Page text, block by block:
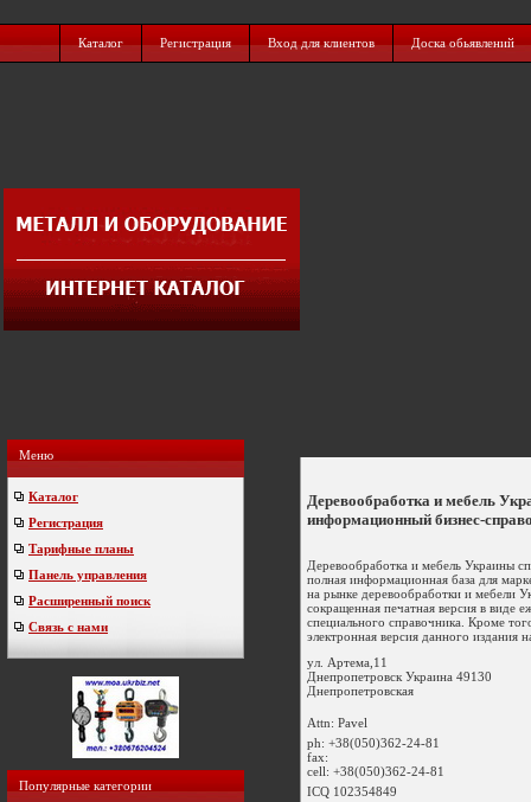
Каталог Регистрация Вход для клиентов Доска обьявлений
Меню
Каталог
Регистрация
Тарифные планы
Панель управления
Расширенный поиск
Связь с нами
Популярные категории
Деревообработка и мебель
информационный бизнес-
Деревообработка и мебель Украины
полная информационная база для
на рынке деревообработки и мебели
сокращенная печатная версия в виде
специального справочника. Кроме
электронная версия данного издания
ул. Артема,11
Днепропетровск Украина 49130
Днепропетровская
Attn: Pavel
ph: +38(050)362-24-81
fax:
cell: +38(050)362-24-81
ICQ 102354849